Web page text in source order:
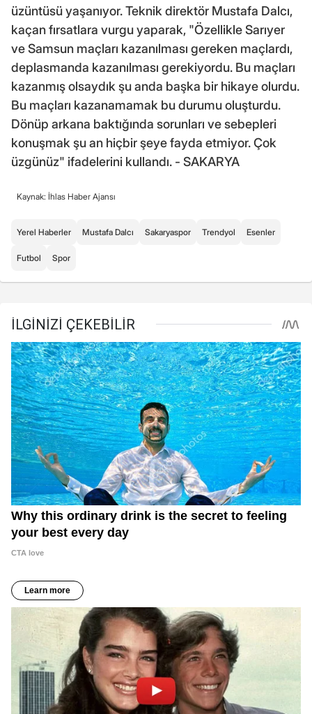
üzüntüsü yaşanıyor. Teknik direktör Mustafa Dalcı,
kaçan fırsatlara vurgu yaparak, "Özellikle Sarıyer
ve Samsun maçları kazanılması gereken maçlardı,
deplasmanda kazanılması gerekiyordu. Bu maçları
kazanmış olsaydık şu anda başka bir hikaye olurdu.
Bu maçları kazanamamak bu durumu oluşturdu.
Dönüp arkana baktığında sorunları ve sebepleri
konuşmak şu an hiçbir şeye fayda etmiyor. Çok
üzgünüz" ifadelerini kullandı. - SAKARYA
Kaynak: İhlas Haber Ajansı
Yerel Haberler Mustafa Dalcı Sakaryaspor Trendyol Esenler
Futbol Spor